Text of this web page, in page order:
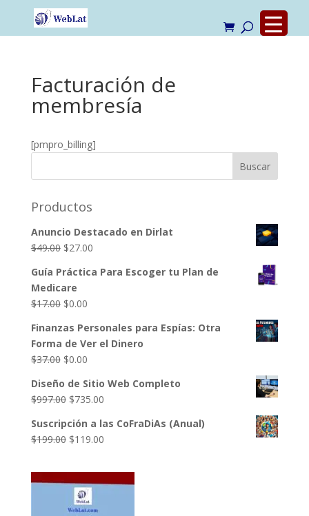
Facturación de
membresía
[pmpro_billing]
Productos
Anuncio Destacado en Dirlat
$49.00 El
original
era:
$49.00.
$27.00El
actual
Guía Práctica Para Escoger tu Plan de
Medicare
$17.00 El
original
era:
$17.00.
$0.00El
actual
es:
$0.00.
Finanzas Personales para Espías: Otra
Forma de Ver el Dinero
$37.00 El
original
era:
$37.00.
$0.00El
actual
es:
$0.00.
Diseño de Sitio Web Completo
$997.00 El
original
era:
$735.00El
actual
es:
Suscripción a las CoFraDiAs (Anual)
$199.00 El
original
era:
$199.00.
$119.00El
actual
es: